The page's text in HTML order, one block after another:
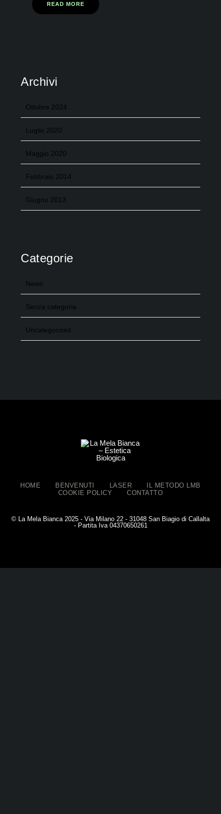
READ MORE
Archivi
Ottobre 2024
Luglio 2020
Maggio 2020
Febbraio 2014
Giugno 2013
Categorie
News
Senza categoria
Uncategorized
HOME BENVENUTI LASER
IL METODO LMB
COOKIE POLICY
CONTATTO
© La Mela Bianca 2025 - Via Milano 22 - 31048 San Biagio di Callalta
- Partita Iva 04370650261